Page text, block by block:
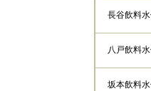
長谷飲料水
八戸飲料
坂本飲料水